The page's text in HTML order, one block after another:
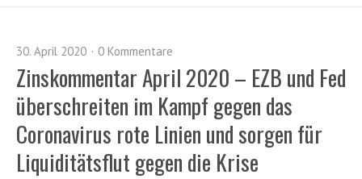
30. April 2020 0 Kommentare
Zinskommentar April 2020 – EZB und Fed
überschreiten im Kampf gegen das
Coronavirus rote Linien und sorgen für
Liquiditätsflut gegen die Krise